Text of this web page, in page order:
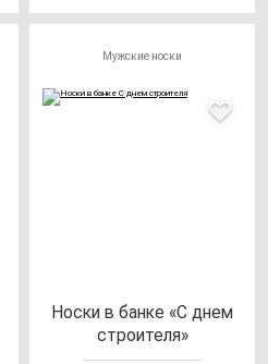
Мужские носки
Нос­ки в бан­ке «С днем
стро­ите­ля»